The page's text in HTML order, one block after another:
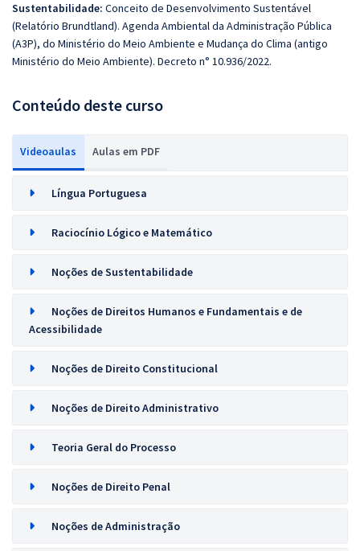
Sustentabilidade: Conceito de Desenvolvimento Sustentável
(Relatório Brundtland). Agenda Ambiental da Administração Pública
(A3P), do Ministério do Meio Ambiente e Mudança do Clima (antigo
Ministério do Meio Ambiente). Decreto n° 10.936/2022.
Conteúdo deste curso
Videoaulas Aulas em PDF
Língua Portuguesa
Raciocínio Lógico e Matemático
Noções de Sustentabilidade
Noções de Direitos Humanos e Fundamentais e de
Acessibilidade
Noções de Direito Constitucional
Noções de Direito Administrativo
Teoria Geral do Processo
Noções de Direito Penal
Noções de Administração